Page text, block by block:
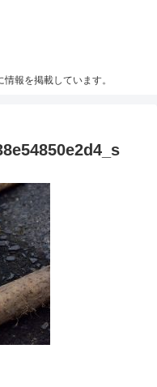
報を掲載しています。